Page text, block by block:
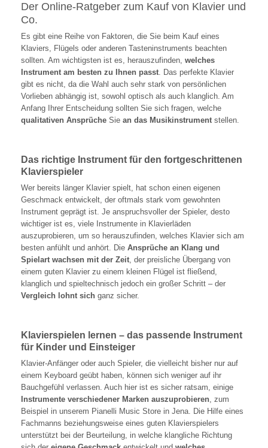
Der Online-Ratgeber zum Kauf von Klavier und
Co.
Es gibt eine Reihe von Faktoren, die Sie beim Kauf eines
Klaviers, Flügels oder anderen Tasteninstruments beachten
sollten. Am wichtigsten ist es, herauszufinden, welches
Instrument am besten zu Ihnen passt. Das perfekte Klavier
gibt es nicht, da die Wahl auch sehr stark von persönlichen
Vorlieben abhängig ist, sowohl optisch als auch klanglich. Am
Anfang Ihrer Entscheidung sollten Sie sich fragen, welche
qualitativen AnsprücheSie an das Musikinstrumentstellen.
Das richtige Instrument für den fortgeschrittenen
Klavierspieler
Wer bereits länger Klavier spielt, hat schon einen eigenen
Geschmack entwickelt, der oftmals stark vom gewohnten
Instrument geprägt ist. Je anspruchsvoller der Spieler, desto
wichtiger ist es, viele Instrumente in Klavierläden
auszuprobieren, um so herauszufinden, welches Klavier sich am
besten anfühlt und anhört. Die Ansprüche an Klang und
Spielart wachsen mit der Zeit, der preisliche Übergang von
einem guten Klavier zu einem kleinen Flügel ist fließend,
klanglich und spieltechnisch jedoch ein großer Schritt – der
Vergleich lohnt sichganz sicher.
Klavierspielen lernen – das passende Instrument
für Kinder und Einsteiger
Klavier-Anfänger oder auch Spieler, die vielleicht bisher nur auf
einem Keyboard geübt haben, können sich weniger auf ihr
Bauchgefühl verlassen. Auch hier ist es sicher ratsam, einige
Instrumente verschiedener Marken auszuprobieren, zum
Beispiel in unserem Pianelli Music Store in Jena. Die Hilfe eines
Fachmanns beziehungsweise eines guten Klavierspielers
unterstützt bei der Beurteilung, in welche klangliche Richtung